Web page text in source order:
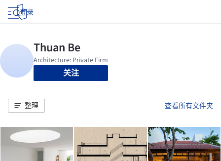
登录
关注
整理 查看所有文件夹